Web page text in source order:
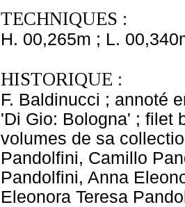
TECHNIQUES :
H. 00,265m ; L.
HISTORIQUE :
F. Baldinucci ; annoté
'Di Gio: Bologna' ; filet
volumes de sa
Pandolfini, Camillo
Pandolfini, Anna
Eleonora Teresa